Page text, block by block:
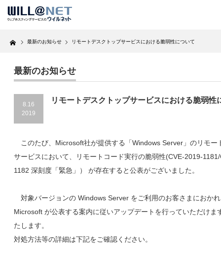
Home 最新のお知らせ リモートデスクトップサービスにおける脆弱性について
最新のお知らせ
8.16
2019
リモートデスクトップサービスにおける脆弱性
このたび、Microsoft社が提供する「Windows Server」のリモー
サービスにおいて、リモートコード実行の脆弱性(CVE-2019-
1182 深刻度「緊急」） が存在すると公表がございました。
対象バージョンの Windows Server をご利用のお客さまにおか
Microsoft が公表する案内に従いアップデートを行っていただけま
たします。
対処方法等の詳細は下記をご確認ください。